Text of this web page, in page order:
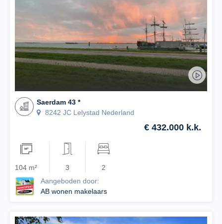
Saerdam 43 *
8242 JC Lelystad Nederland
€ 432.000 k.k.
104 m² 3
2
Aangeboden door:
AB wonen makelaars